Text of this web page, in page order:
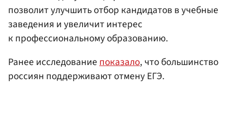
позволит улучшить отбор кандидатов в учебные
заведения и увеличит интерес
к профессиональному образованию.
Ранее исследованиепоказало, что большинство
россиян поддерживают отмену ЕГЭ.